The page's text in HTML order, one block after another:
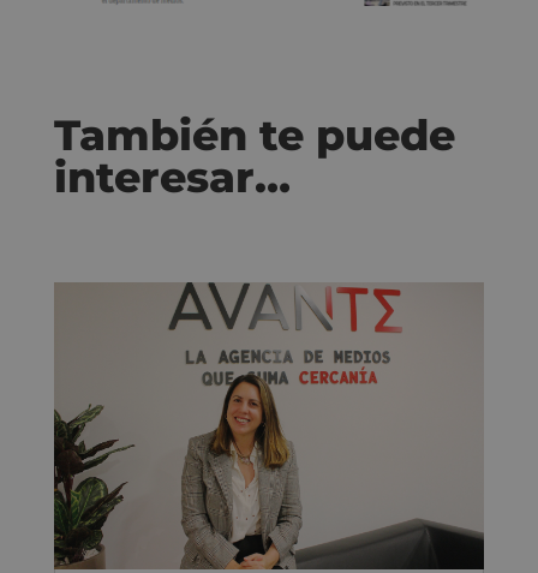
También te puede
interesar…